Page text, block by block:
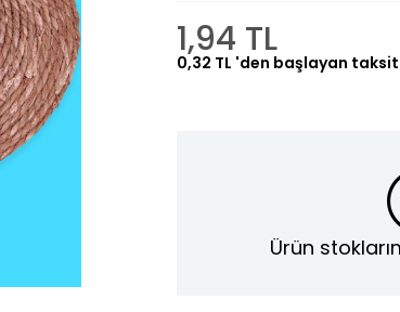
1,94 TL
0,32 TL 'den başlayan
Ürün